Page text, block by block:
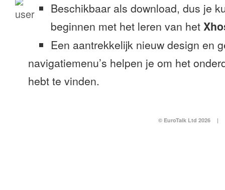
Beschikbaar als download, dus je
beginnen met het leren van het
Een aantrekkelijk nieuw design en
navigatiemenu’s helpen je om het
hebt te vinden.
© EuroTalk Ltd 2026 |